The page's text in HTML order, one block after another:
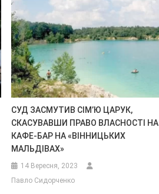
СУД ЗАСМУТИВ СІМ’Ю ЦАРУК,
СКАСУВАВШИ ПРАВО ВЛАСНОСТІ НА
КАФЕ-БАР НА «ВІННИЦЬКИХ
МАЛЬДІВАХ»
14 Вересня, 2023
Павло Сидорченко